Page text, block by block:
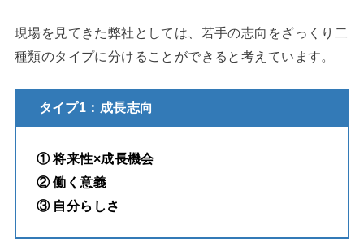
現場を見てきた弊社としては、若手の志向をざっくり二
種類のタイプに分けることができると考えています。
タイプ1：成長志向
① 将来性×成長機会
② 働く意義
③ 自分らしさ